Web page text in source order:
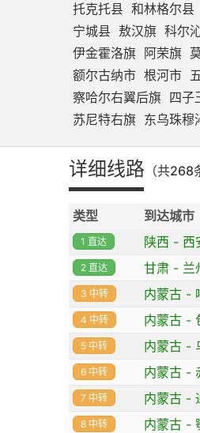
托克托县 和林格尔县
宁城县 敖汉旗 科尔
伊金霍洛旗 阿荣旗
额尔古纳市 根河市
察哈尔右翼后旗 四子
苏尼特右旗 东乌珠穆
详细线路 （共268
类型 到达城市
1 直达 陕西 - 西
2 直达 甘肃 - 兰
3 中转 内蒙古 -
4 中转 内蒙古 -
5 中转 内蒙古 -
6 中转 内蒙古 -
7 中转 内蒙古 -
8 中转 内蒙古 -